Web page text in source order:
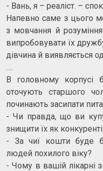
- Вань, я – реаліст. –
Напевно саме з цього
з мовчання й
випробовувати їх
дівчина й виявляється
….
В головному корпусі
оточують старшого
починають засипати
- Чи правда, що ви
знищити їх як
- За чиї кошти буде
людей похилого віку?
- Чому в вашій лікарні